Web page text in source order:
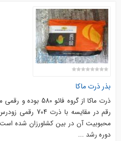
بذر ذرت ماکا
ذرت ماکا از گروه
رقم در مقایسه
محبوبیت آن در بین کشاورزان شده
دوره رشد ...